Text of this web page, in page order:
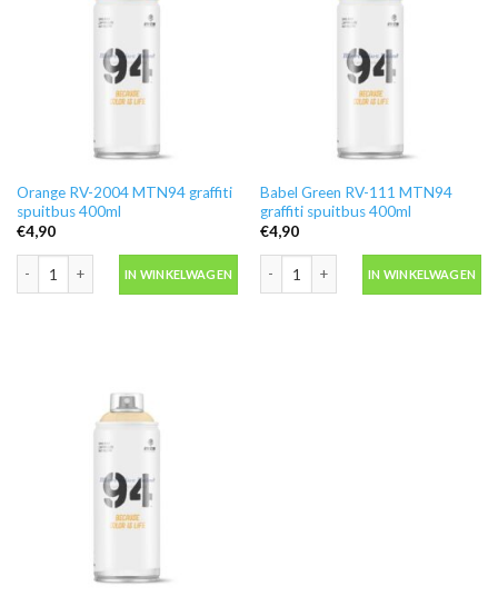
Orange RV-2004 MTN94 graffiti
spuitbus 400ml
€4,90
IN WINKELWAGEN
Babel Green RV-111 MTN94
graffiti spuitbus 400ml
€4,90
IN WINKELWAGEN